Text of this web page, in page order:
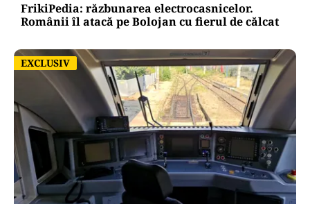
FrikiPedia: răzbunarea electrocasnicelor.
Românii îl atacă pe Bolojan cu fierul de călcat
EXCLUSIV
EXCLUSIV